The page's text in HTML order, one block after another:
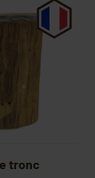
tronc